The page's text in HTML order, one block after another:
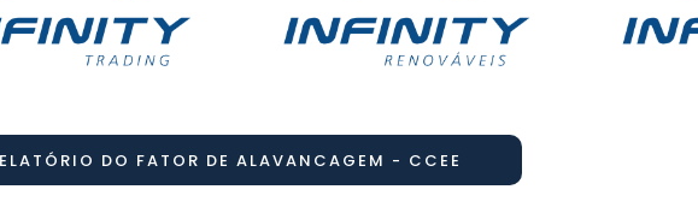
DO FATOR DE ALAVANCAGEM - CCEE